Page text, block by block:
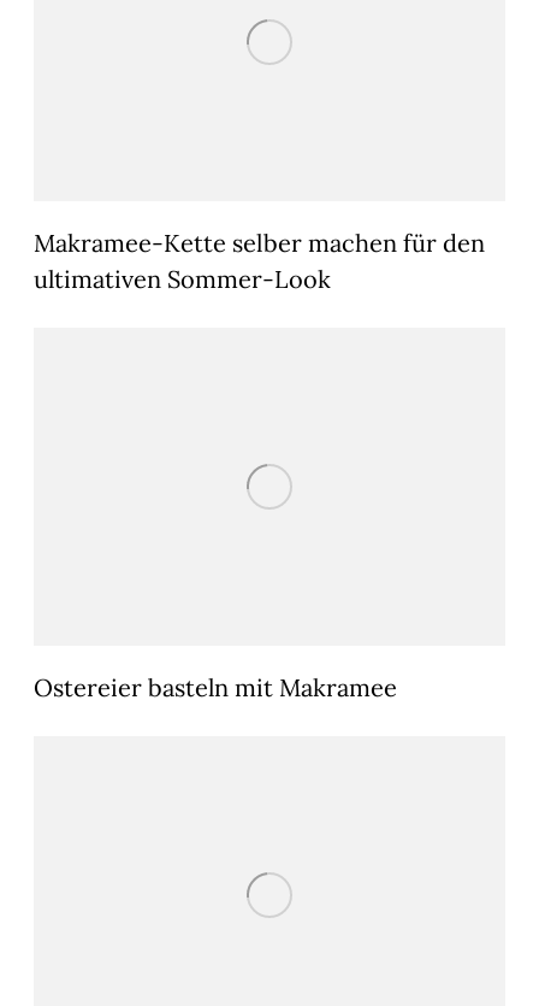
Makramee-Kette selber machen für den
ultimativen Sommer-Look
Ostereier basteln mit Makramee